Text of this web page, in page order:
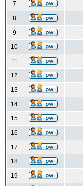
7
8
9
10
11
12
13
14
15
16
17
18
19